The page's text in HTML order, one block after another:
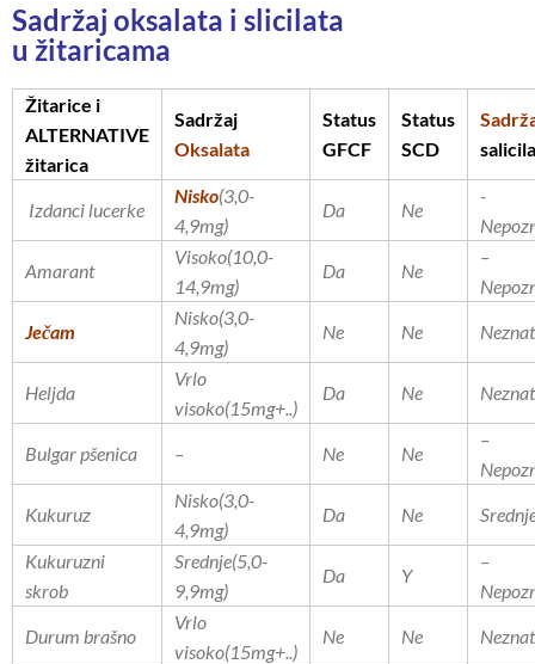
Sadržaj oksalata i slicilata
u žitaricama
Žitarice i
ALTERNATIVE
žitarica
Sadržaj
Oksalata
Status
GFCF
Status
SCD
Sadrž
Izdanci lucerke
Nisko(3,0-
4,9mg)
Da Ne
-
Amarant
Visoko(10,0-
14,9mg)
Da Ne
–
Ječam
Nisko(3,0-
4,9mg)
Ne Ne
Heljda
Vrlo
visoko(15mg+..)
Da Ne
Bulgar pšenica – Ne Ne
–
Kukuruz
Nisko(3,0-
4,9mg)
Da Ne
Kukuruzni
skrob
Srednje(5,0-
9,9mg)
Da Y
–
Durum brašno
Vrlo
visoko(15mg+..)
Ne Ne